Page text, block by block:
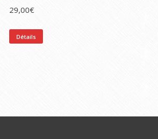
29,00€
Détails